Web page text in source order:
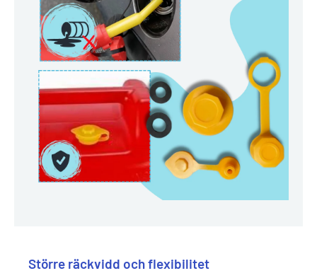
Större räckvidd och flexibilitet